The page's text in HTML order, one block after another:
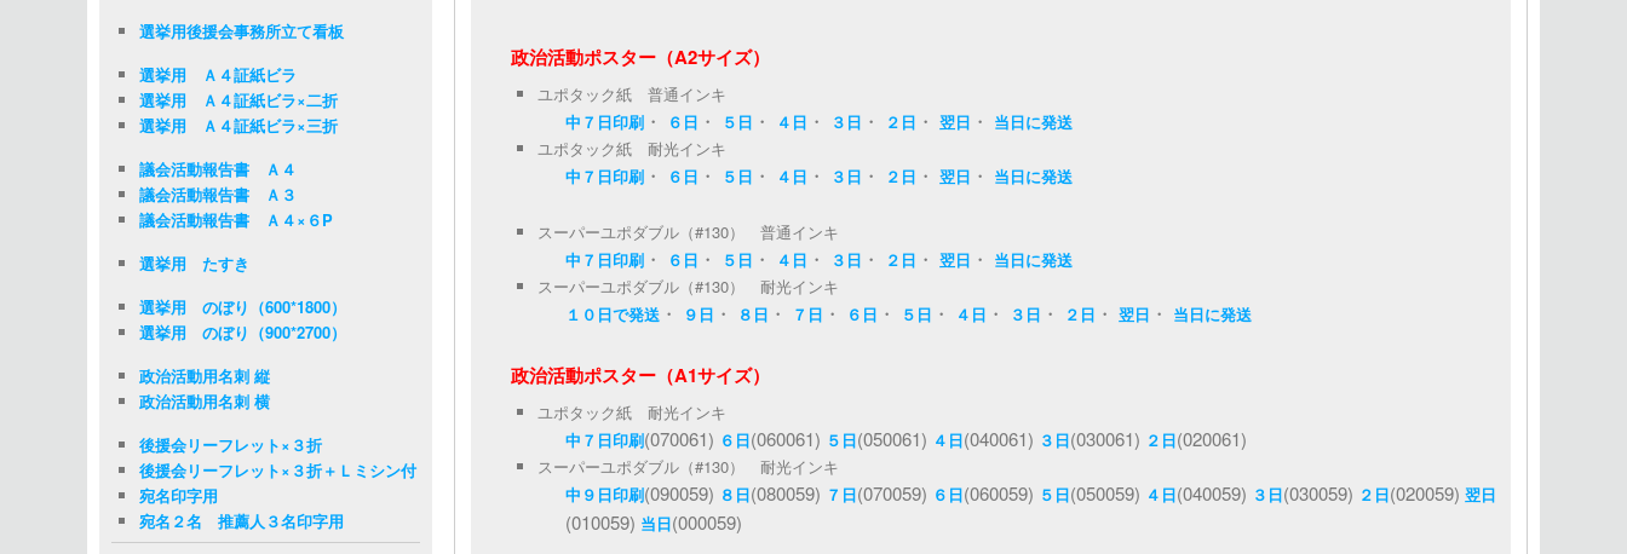
政治活動ポスター（A2サイズ）
ユポタック紙 普通インキ
中７日印刷・ ６日 ・ ５日 ・ ４日 ・ ３日 ・ ２日 ・ 翌日 ・ 当日に発送
ユポタック紙 耐光インキ
中７日印刷・ ６日 ・ ５日 ・ ４日 ・ ３日 ・ ２日 ・ 翌日 ・ 当日に発送
スーパーユポダブル（#130） 普通インキ
中７日印刷・ ６日 ・ ５日 ・ ４日 ・ ３日 ・ ２日 ・ 翌日 ・ 当日に発送
スーパーユポダブル（#130） 耐光インキ
１０日で発送・ ９日 ・ ８日 ・ ７日 ・ ６日 ・ ５日 ・ ４日 ・ ３日 ・ ２日 ・ 翌日 ・ 当日に発送
政治活動ポスター（A1サイズ）
ユポタック紙 耐光インキ
中７日印刷(070061) ６日(060061) ５日(050061) ４日(040061) ３日(030061) ２日(020061)
スーパーユポダブル（#130） 耐光インキ
中９日印刷(090059) ８日(080059) ７日(070059) ６日(060059) ５日(050059) ４日(040059) ３日(030059) ２日(020059) 翌日
(010059) 当日(000059)
選挙用後援会事務所立て看板
選挙用 Ａ４証紙ビラ
選挙用 Ａ４証紙ビラ×二折
選挙用 Ａ４証紙ビラ×三折
議会活動報告書 Ａ４
議会活動報告書 Ａ３
議会活動報告書 Ａ４×６P
選挙用 たすき
選挙用 のぼり（600*1800）
選挙用 のぼり（900*2700）
政治活動用名刺 縦
政治活動用名刺 横
後援会リーフレット×３折
後援会リーフレット×３折＋Ｌミシン付
宛名印字用
宛名２名 推薦人３名印字用